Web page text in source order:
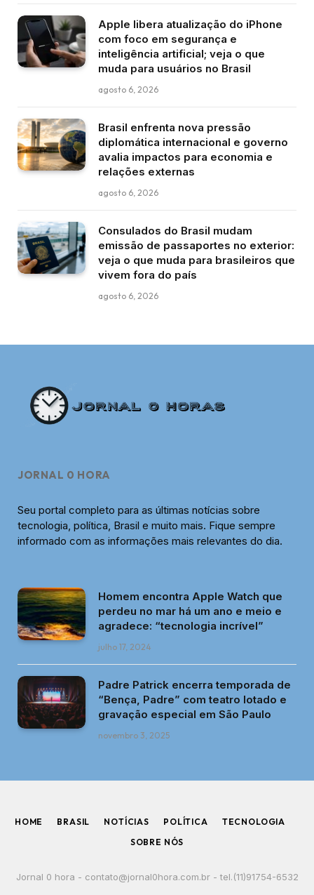
Apple libera atualização do iPhone
com foco em segurança e
inteligência artificial; veja o que
muda para usuários no Brasil
agosto 6, 2026
Brasil enfrenta nova pressão
diplomática internacional e governo
avalia impactos para economia e
relações externas
agosto 6, 2026
Consulados do Brasil mudam
emissão de passaportes no exterior:
veja o que muda para brasileiros que
vivem fora do país
agosto 6, 2026
JORNAL 0 HORA
Seu portal completo para as últimas notícias sobre
tecnologia, política, Brasil e muito mais. Fique sempre
informado com as informações mais relevantes do dia.
Homem encontra Apple Watch que
perdeu no mar há um ano e meio e
agradece: “tecnologia incrível”
julho 17, 2024
Padre Patrick encerra temporada de
“Bença, Padre” com teatro lotado e
gravação especial em São Paulo
novembro 3, 2025
HOME BRASIL NOTÍCIAS POLÍTICA
TECNOLOGIA
SOBRE NÓS
Jornal 0 hora - contato@jornal0hora.com.br- tel.(11)91754-6532